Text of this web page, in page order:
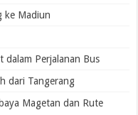
ke Madiun
dalam Perjalanan Bus
dari Tangerang
Magetan dan Rute